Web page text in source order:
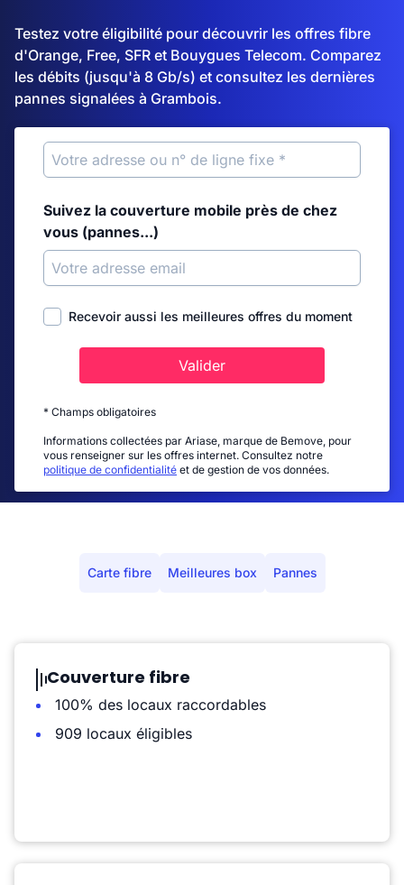
Testez votre éligibilité pour découvrir les offres fibre
d'Orange, Free, SFR et Bouygues Telecom. Comparez
les débits (jusqu'à 8 Gb/s) et consultez les dernières
pannes signalées à Grambois.
Suivez la couverture mobile près de chez
vous (pannes...)
Recevoir aussi les meilleures offres du moment
Valider
* Champs obligatoires
Informations collectées par Ariase, marque de Bemove, pour
vous renseigner sur les offres internet. Consultez notre
politique de confidentialité et de gestion de vos données.
Carte fibre Meilleures box Pannes
Couverture fibre
100% des locaux raccordables
909 locaux éligibles